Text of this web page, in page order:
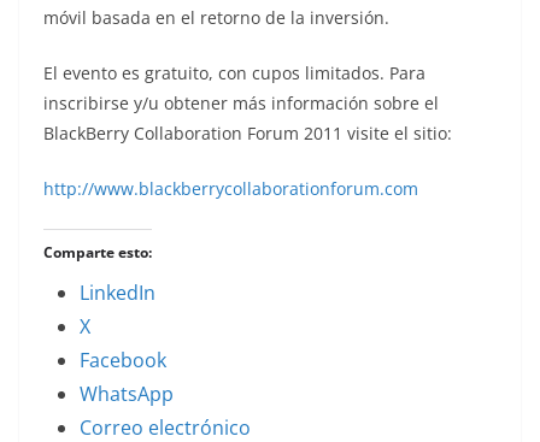
móvil basada en el retorno de la inversión.
El evento es gratuito, con cupos limitados. Para
inscribirse y/u obtener más información sobre el
BlackBerry Collaboration Forum 2011 visite el sitio:
http://www.blackberrycollaborationforum.com
Comparte esto:
LinkedIn
X
Facebook
WhatsApp
Correo electrónico